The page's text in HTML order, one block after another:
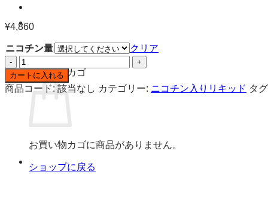
お買い物カゴ
お買い物カゴに商品がありません。
ショップに戻る
¥4,860
ニコチン量
クリア
MONSTER
VAPE
LABS
カ
カートに入れる
商品コード: 該当なし カテゴリー: ニコチン入りリキッド タ